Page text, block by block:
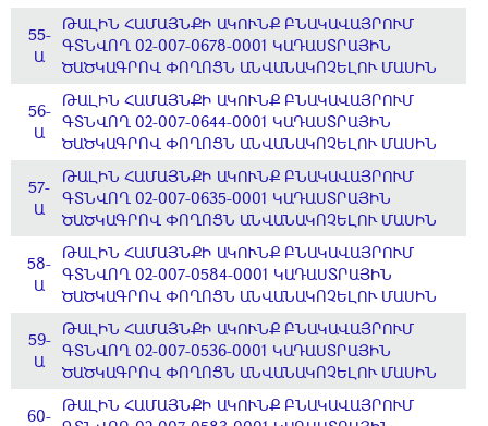
55-
Ա
ԹԱԼԻՆ ՀԱՄԱՅՆՔԻ ԱԿՈՒՆՔ ԲՆԱԿԱՎԱՅՐՈՒՄ
ԳՏՆՎՈՂ 02-007-0678-0001 ԿԱԴԱՍՏՐԱՅԻՆ
ԾԱԾԿԱԳՐՈՎ ՓՈՂՈՑՆ ԱՆՎԱՆԱԿՈՉԵԼՈՒ ՄԱՍԻՆ
56-
Ա
ԹԱԼԻՆ ՀԱՄԱՅՆՔԻ ԱԿՈՒՆՔ ԲՆԱԿԱՎԱՅՐՈՒՄ
ԳՏՆՎՈՂ 02-007-0644-0001 ԿԱԴԱՍՏՐԱՅԻՆ
ԾԱԾԿԱԳՐՈՎ ՓՈՂՈՑՆ ԱՆՎԱՆԱԿՈՉԵԼՈՒ ՄԱՍԻՆ
57-
Ա
ԹԱԼԻՆ ՀԱՄԱՅՆՔԻ ԱԿՈՒՆՔ ԲՆԱԿԱՎԱՅՐՈՒՄ
ԳՏՆՎՈՂ 02-007-0635-0001 ԿԱԴԱՍՏՐԱՅԻՆ
ԾԱԾԿԱԳՐՈՎ ՓՈՂՈՑՆ ԱՆՎԱՆԱԿՈՉԵԼՈՒ ՄԱՍԻՆ
58-
Ա
ԹԱԼԻՆ ՀԱՄԱՅՆՔԻ ԱԿՈՒՆՔ ԲՆԱԿԱՎԱՅՐՈՒՄ
ԳՏՆՎՈՂ 02-007-0584-0001 ԿԱԴԱՍՏՐԱՅԻՆ
ԾԱԾԿԱԳՐՈՎ ՓՈՂՈՑՆ ԱՆՎԱՆԱԿՈՉԵԼՈՒ ՄԱՍԻՆ
59-
Ա
ԹԱԼԻՆ ՀԱՄԱՅՆՔԻ ԱԿՈՒՆՔ ԲՆԱԿԱՎԱՅՐՈՒՄ
ԳՏՆՎՈՂ 02-007-0536-0001 ԿԱԴԱՍՏՐԱՅԻՆ
ԾԱԾԿԱԳՐՈՎ ՓՈՂՈՑՆ ԱՆՎԱՆԱԿՈՉԵԼՈՒ ՄԱՍԻՆ
60-
ԹԱԼԻՆ ՀԱՄԱՅՆՔԻ ԱԿՈՒՆՔ ԲՆԱԿԱՎԱՅՐՈՒՄ